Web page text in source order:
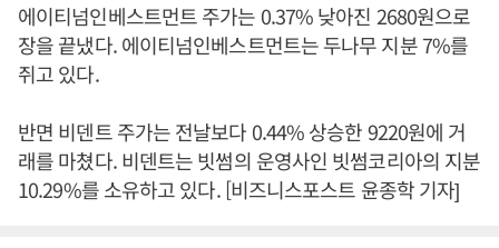
에이티넘인베스트먼트 주가는 0.37% 낮아진 2680원으로
장을 끝냈다. 에이티넘인베스트먼트는 두나무 지분 7%를
쥐고 있다.
반면 비덴트 주가는 전날보다 0.44% 상승한 9220원에 거
래를 마쳤다. 비덴트는 빗썸의 운영사인 빗썸코리아의 지분
10.29%를 소유하고 있다. [비즈니스포스트 윤종학 기자]